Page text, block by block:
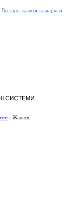
Все про жалюзі та маркізи
СИСТЕМИ
› Жалюзі